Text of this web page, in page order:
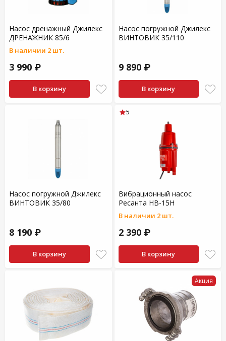
Насос дренажный Джилекс
ДРЕНАЖНИК 85/6
В наличии 2 шт.
3 990 ₽
В корзину
Насос погружной Джилекс
ВИНТОВИК 35/110
9 890 ₽
В корзину
Насос погружной Джилекс
ВИНТОВИК 35/80
8 190 ₽
В корзину
Вибрационный насос
Ресанта НВ-15Н
В наличии 2 шт.
2 390 ₽
В корзину
5
Акция